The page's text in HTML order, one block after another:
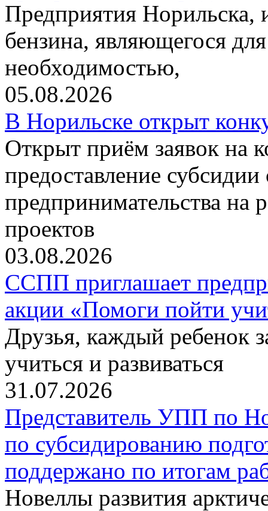
Предприятия
бензина, являющегося
необходимостью,
05.08.2026
В Норильске открыт
Открыт приём заявок на
предоставление
предпринимательства на
проектов
03.08.2026
ССПП приглашает
акции «Помоги пойти
Друзья, каждый ребенок
учиться и развиваться
31.07.2026
Представитель УПП по
по субсидированию
поддержано по итогам
Новеллы развития